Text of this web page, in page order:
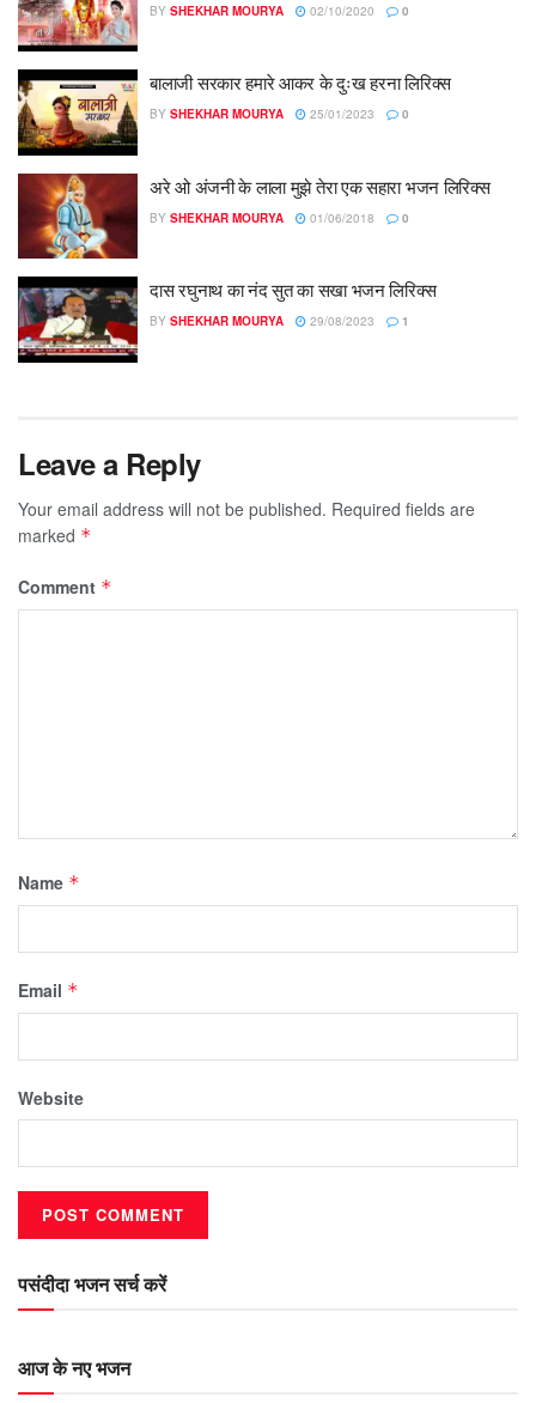
BY SHEKHAR MOURYA 02/10/2020 0
बालाजी सरकार हमारे आकर के दुःख हरना लिरिक्स
BY SHEKHAR MOURYA 25/01/2023 0
अरे ओ अंजनी के लाला मुझे तेरा एक सहारा भजन लिरिक्स
BY SHEKHAR MOURYA 01/06/2018 0
दास रघुनाथ का नंद सुत का सखा भजन लिरिक्स
BY SHEKHAR MOURYA 29/08/2023 1
Leave a Reply
Your email address will not be published. Required fields are
marked *
Comment *
Name *
Email *
Website
पसंदीदा भजन सर्च करें
आज के नए भजन